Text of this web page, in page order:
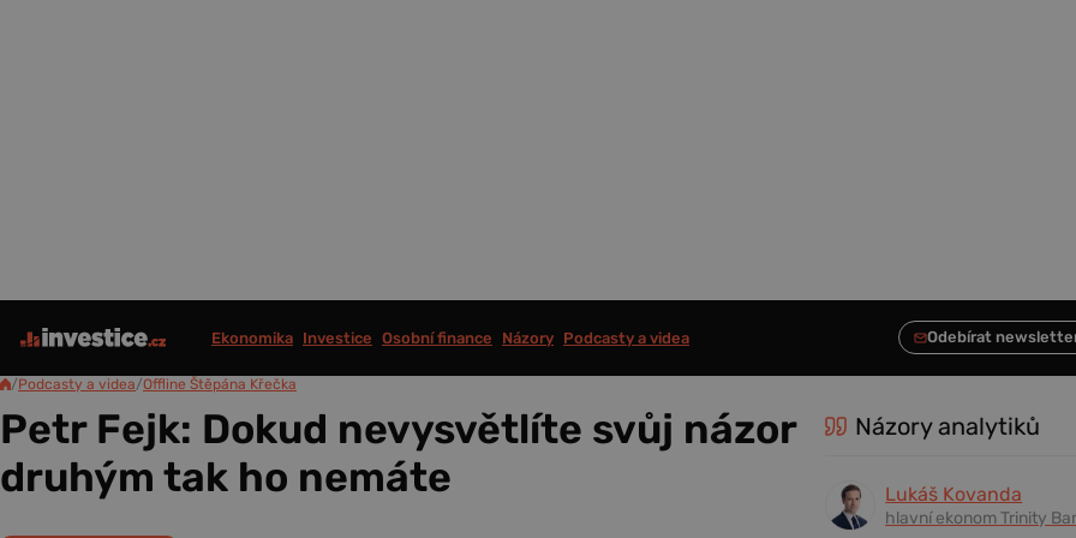
Ekonomika Investice Osobní finance Názory Podcasty a videa
/Podcasty a videa/Offline Štěpána Křečka
Petr Fejk: Dokud nevysvětlíte svůj názor
druhým tak ho nemáte
Názory analytiků
Lukáš Kovanda
hlavní ekonom Trinity